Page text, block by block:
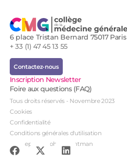
6 place Tristan Bernard 75017 Paris
+ 33 (1) 47 45 13 55
Contactez-nous
Inscription Newsletter
Foire aux questions (FAQ)
Tous droits réservés - Novembre 2023
Cookies
Confidentialité
Conditions générales d'utilisation
Conception : John Brightman